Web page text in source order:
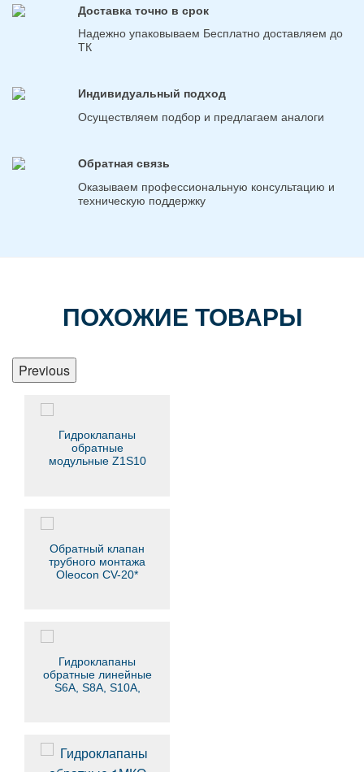
Доставка точно в срок
Надежно упаковываем Бесплатно доставляем до
ТК
Индивидуальный подход
Осуществляем подбор и предлагаем аналоги
Обратная связь
Оказываем профессиональную консультацию и
техническую поддержку
ПОХОЖИЕ ТОВАРЫ
Previous
Гидроклапаны
обратные
модульные Z1S10
Обратный клапан
трубного монтажа
Oleocon CV-20*
Гидроклапаны
обратные линейные
S6A, S8A, S10A,